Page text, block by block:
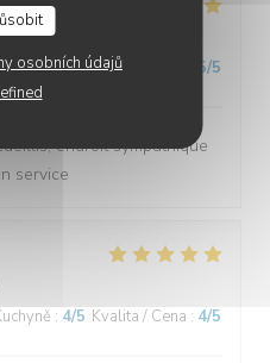
osobních údajů
:5/5 Kvalita / Cena 5/5
endroit sympathique
service
: 4/5 Kvalita / Cena : 4/5